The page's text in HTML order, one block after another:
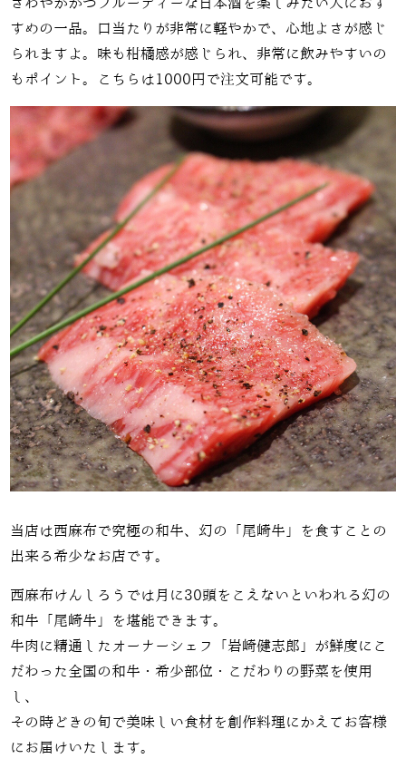
さわやかかつフルーティーな日本酒を楽しみたい人におす
すめの一品。口当たりが非常に軽やかで、心地よさが感じ
られますよ。味も柑橘感が感じられ、非常に飲みやすいの
もポイント。こちらは1000円で注文可能です。
当店は西麻布で究極の和牛、幻の「尾崎牛」を食すことの
出来る希少なお店です。
西麻布けんしろうでは月に30頭をこえないといわれる幻の
和牛「尾崎牛」を堪能できます。
牛肉に精通したオーナーシェフ「岩崎健志郎」が鮮度にこ
だわった全国の和牛・希少部位・こだわりの野菜を使用
し、
その時どきの旬で美味しい食材を創作料理にかえてお客様
にお届けいたします。